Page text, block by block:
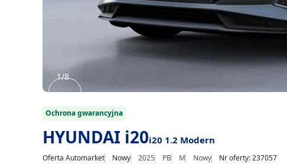
1
8
1/8
Ochrona gwarancyjna
HYUNDAI i20i20 1.2 Modern
Oferta Automarket Nowy 2025 PB M Nowy
Nr oferty: 237057